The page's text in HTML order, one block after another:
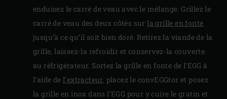
enduisez le carré de veau avec le mélange. Grillez le
carré de veau des deux côtés surla grille en fonte
jusqu’à ce qu’il soit bien doré. Retirez la viande de la
grille, laissez-la refroidir et conservez-la couverte
au réfrigérateur. Sortez la grille en fonte de l’EGG à
l’aide del’extracteur, placez le convEGGtor et posez
la grille en inox dans l’EGG pour y cuire le gratin et